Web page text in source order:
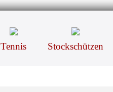
Tennis Stockschützen